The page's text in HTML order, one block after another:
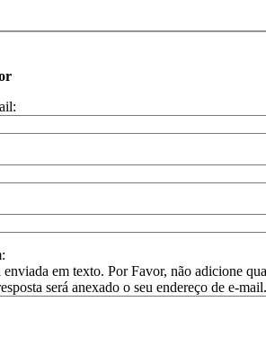
enviada em texto. Por Favor, não adicione
será anexado o seu endereço de e-mail.